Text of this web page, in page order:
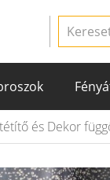
és Dekor